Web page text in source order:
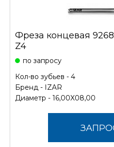
Фреза концевая 9268
Z4
по запросу
Кол-во зубьев - 4
Бренд - IZAR
Диаметр - 16,00X08,00